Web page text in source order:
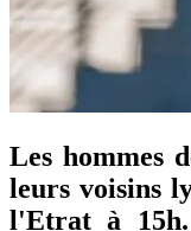
Les hommes
leurs voisins
l'Etrat à